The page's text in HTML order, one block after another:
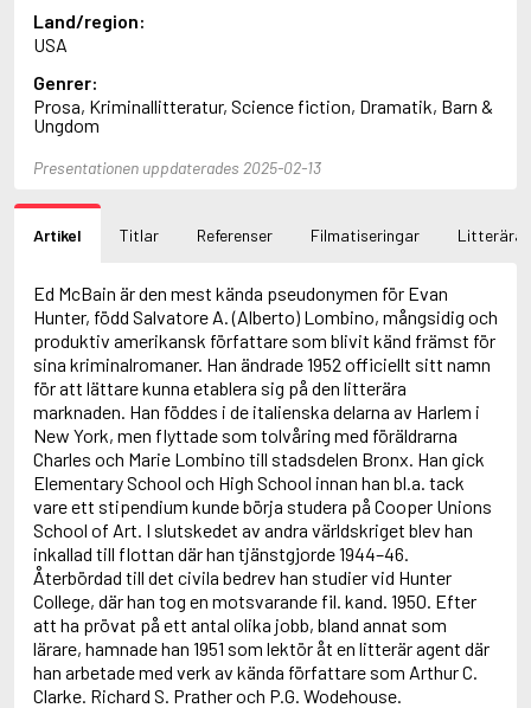
Allende, Isabel
Allingham, Margery
Alsterdal, Tove
Alving, Fanny
Alvtegen, Karin
Ambjørnsen, Ingvar
Amdrup, Erik
Ames, Delano
Aminoff, Ivan
Amis, Kingsley
Anders, Sigrid
Andersen, Carlo
Anderson, F.I.
Anderson, James
Land/region:
USA
Genrer:
Prosa, Kriminallitteratur, Science fiction, Dramatik, Barn &
Ungdom
Presentationen uppdaterades 2025-02-13
Artikel Titlar Referenser Filmatiseringar Litterära
Ed McBain är den mest kända pseudonymen för Evan
Hunter, född Salvatore A. (Alberto) Lombino, mångsidig och
produktiv amerikansk författare som blivit känd främst för
sina kriminalromaner. Han ändrade 1952 officiellt sitt namn
för att lättare kunna etablera sig på den litterära
marknaden. Han föddes i de italienska delarna av Harlem i
New York, men flyttade som tolvåring med föräldrarna
Charles och Marie Lombino till stadsdelen Bronx. Han gick
Elementary School och High School innan han bl.a. tack
vare ett stipendium kunde börja studera på Cooper Unions
School of Art. I slutskedet av andra världskriget blev han
inkallad till flottan där han tjänstgjorde 1944–46.
Återbördad till det civila bedrev han studier vid Hunter
College, där han tog en motsvarande fil. kand. 1950. Efter
att ha prövat på ett antal olika jobb, bland annat som
lärare, hamnade han 1951 som lektör åt en litterär agent där
han arbetade med verk av kända författare som Arthur C.
Clarke. Richard S. Prather och P.G. Wodehouse.